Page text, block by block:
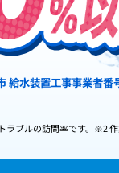
給水装置工事事業者番
ブルの訪問率です。 ※2 作